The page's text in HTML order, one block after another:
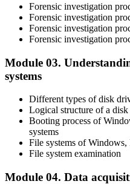
Forensic investigation
Forensic investigation
Forensic investigation
Forensic investigation
Module 03.
systems
Different types of disk
Logical structure of a disk
Booting process of
systems
File systems of
File system examination
Module 04. Data